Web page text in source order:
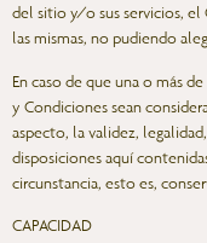
del sitio y/o sus servicios, el
las mismas, no pudiendo
En caso de que una o más
y Condiciones sean
aspecto, la validez,
disposiciones aquí
circunstancia, esto es,
CAPACIDAD